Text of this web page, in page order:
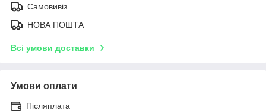
Самовивіз
НОВА ПОШТА
Всі умови доставки
Умови оплати
Післяплата